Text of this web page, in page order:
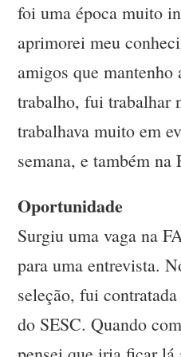
foi uma época muito
aprimorei meu
amigos que mantenho
trabalho, fui trabalhar
trabalhava muito em
semana, e também
Oportunidade
Surgiu uma vaga na
para uma entrevista.
seleção, fui
do SESC. Quando